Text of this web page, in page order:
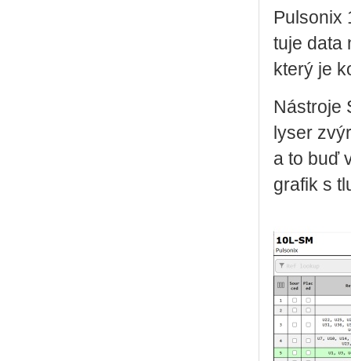
Pul­so­nix
tu­je data
který je
Ná­stro­je
ly­ser
a to buď
gra­fik s